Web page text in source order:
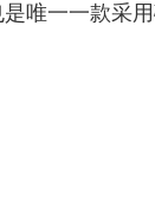
唯一一款采